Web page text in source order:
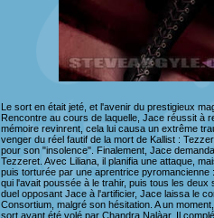
Le sort en était jeté, et l'avenir du prestigieux
Rencontre au cours de laquelle, Jace réussit à
mémoire revinrent, cela lui causa un extrême
venger du réel fautif de la mort de Kallist :
pour son "insolence". Finalement, Jace
Tezzeret. Avec Liliana, il planifia une attaque,
puis torturée par une aprentrice
qui l'avait poussée à le trahir, puis tous les
duel opposant Jace à l'artificier, Jace laissa le
Consortium, malgré son hésitation. A un
sort ayant été volé par Chandra Nalàar. Il